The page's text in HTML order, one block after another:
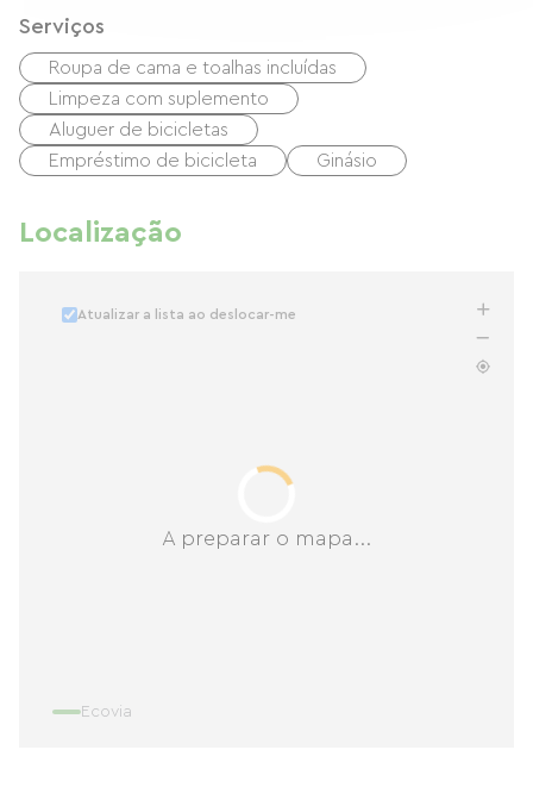
Serviços
Roupa de cama e toalhas incluídas
Limpeza com suplemento
Aluguer de bicicletas
Empréstimo de bicicleta
Ginásio
Localização
A preparar o mapa...
Atualizar a lista ao deslocar-me
Ecovia